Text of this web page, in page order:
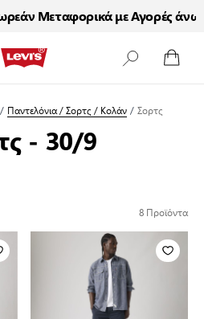
Μεταφορικά με Αγορές άνω
/ Παντελόνια / Σορτς / Κολάν / Σορτς
- 30/9
8Προϊόντα